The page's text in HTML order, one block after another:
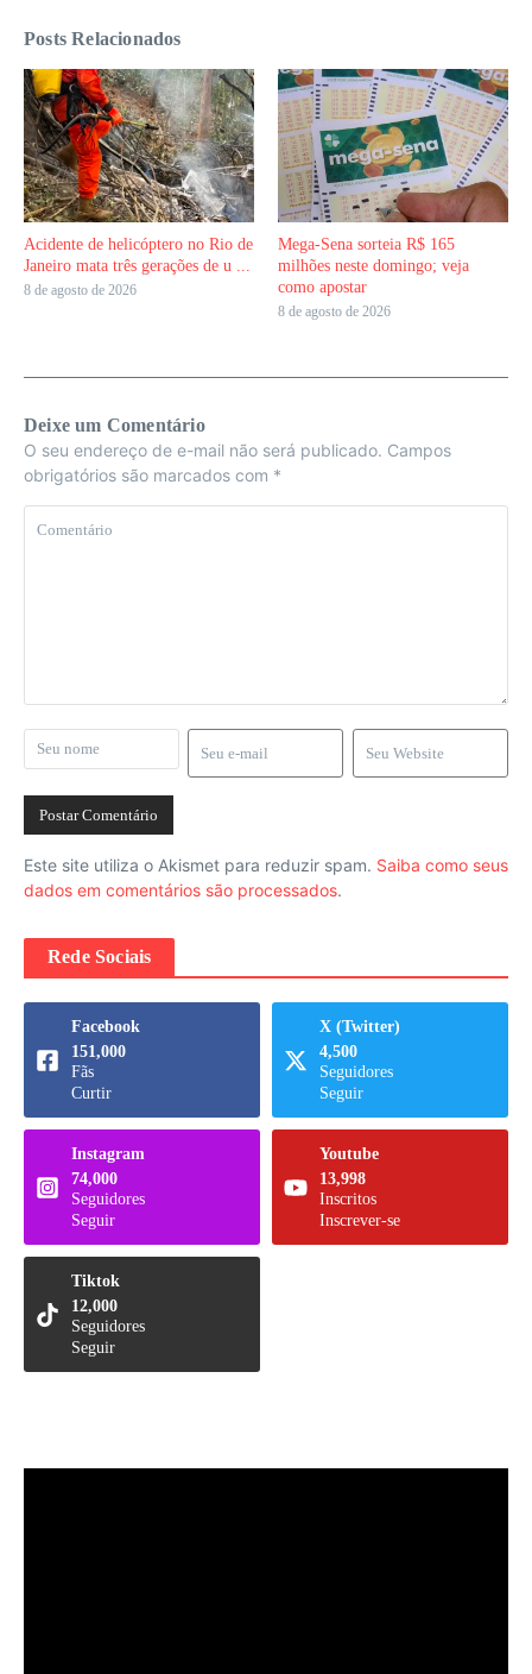
Posts Relacionados
Acidente de helicóptero no Rio de
Janeiro mata três gerações de u ...
8 de agosto de 2026
Mega-Sena sorteia R$ 165
milhões neste domingo; veja
como apostar
8 de agosto de 2026
Deixe um Comentário
O seu endereço de e-mail não será publicado. Campos
obrigatórios são marcados com *
Este site utiliza o Akismet para reduzir spam. Saiba como seus
dados em comentários são processados.
Rede Sociais
Facebook
151,000
Fãs
Curtir
X (Twitter)
4,500
Seguidores
Seguir
Instagram
74,000
Seguidores
Seguir
Youtube
13,998
Inscritos
Inscrever-se
Tiktok
12,000
Seguidores
Seguir